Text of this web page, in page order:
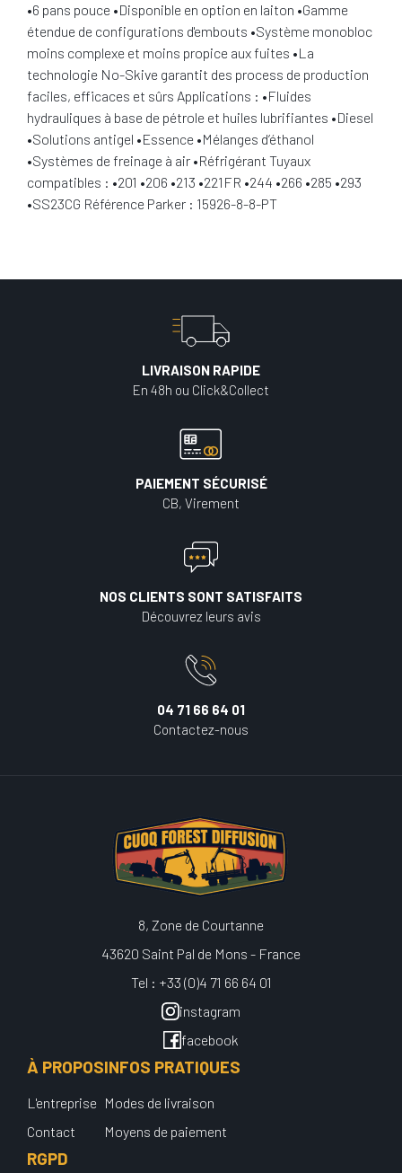
•6 pans pouce •Disponible en option en laiton •Gamme
étendue de configurations d'embouts •Système monobloc
moins complexe et moins propice aux fuites •La
technologie No-Skive garantit des process de production
faciles, efficaces et sûrs Applications : •Fluides
hydrauliques à base de pétrole et huiles lubrifiantes •Diesel
•Solutions antigel •Essence •Mélanges d’éthanol
•Systèmes de freinage à air •Réfrigérant Tuyaux
compatibles : •201 •206 •213 •221FR •244 •266 •285 •293
•SS23CG Référence Parker : 15926-8-8-PT
LIVRAISON RAPIDE
En 48h ou Click&Collect
PAIEMENT SÉCURISÉ
CB, Virement
NOS CLIENTS SONT SATISFAITS
Découvrez leurs avis
04 71 66 64 01
Contactez-nous
8, Zone de Courtanne
43620 Saint Pal de Mons - France
Tel : +33 (0)4 71 66 64 01
instagram
facebook
À PROPOS
L'entreprise
Contact
INFOS PRATIQUES
Modes de livraison
Moyens de paiement
RGPD